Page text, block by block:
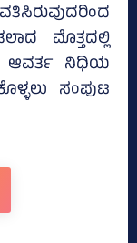
ಮೊತ್ತದಲ್ಲಿ
ಆವರ್ತ ನಿಧಿಯ
ಸಂಪುಟ